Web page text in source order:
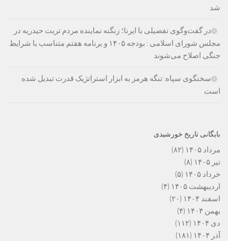
شد
در گفت‌وگوی تفصیلی با ایرنا؛ زنگنه نماینده مردم تربت حیدریه در
مجلس شورای اسلامی : بودجه ۱۴۰۵ و برنامه هفتم متناسب با شرایط
جنگی اصلاح می‌شوند
سخنگوی سپاه: تنگه هرمز به ابزار استراتژیک قدرت تبدیل شده
است
بایگانی تاریخ خورشیدی
مرداد ۱۴۰۵
(۸۲)
تیر ۱۴۰۵
(۸)
خرداد ۱۴۰۵
(۵)
اردیبهشت ۱۴۰۵
(۴)
اسفند ۱۴۰۴
(۲۰)
بهمن ۱۴۰۴
(۴)
دی ۱۴۰۴
(۱۱۲)
آذر ۱۴۰۴
(۱۸۱)